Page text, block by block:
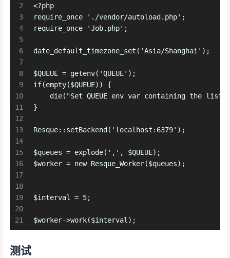
2
3
4
5
6
7
8
9
10
11
12
13
14
15
16
17
18
19
20
21
<?php
require_once './vendor/autoload.php';
require_once 'Job.php';
date_default_timezone_set('Asia/Shanghai');
$QUEUE = getenv('QUEUE');
if(empty($QUEUE)) {
die("Set QUEUE env var containing the list
}
Resque::setBackend('localhost:6379');
$queues = explode(',', $QUEUE);
$worker = new Resque_Worker($queues);
$interval = 5;
$worker->work($interval);
测试